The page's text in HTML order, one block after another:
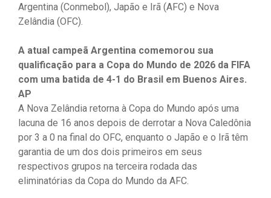
Argentina (Conmebol), Japão e Irã (AFC) e Nova
Zelândia (OFC).
A atual campeã Argentina comemorou sua
qualificação para a Copa do Mundo de 2026 da FIFA
com uma batida de 4-1 do Brasil em Buenos Aires.
AP
A Nova Zelândia retorna à Copa do Mundo após uma
lacuna de 16 anos depois de derrotar a Nova Caledônia
por 3 a 0 na final do OFC, enquanto o Japão e o Irã têm
garantia de um dos dois primeiros em seus
respectivos grupos na terceira rodada das
eliminatórias da Copa do Mundo da AFC.